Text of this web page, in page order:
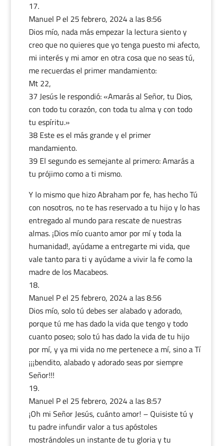
Manuel Pel 25 febrero, 2024 a las 8:56
Dios mío, nada más empezar la lectura siento y
creo que no quieres que yo tenga puesto mi afecto,
mi interés y mi amor en otra cosa que no seas tú,
me recuerdas el primer mandamiento:
Mt 22,
37 Jesús le respondió: «Amarás al Señor, tu Dios,
con todo tu corazón, con toda tu alma y con todo
tu espíritu.»
38 Este es el más grande y el primer
mandamiento.
39 El segundo es semejante al primero: Amarás a
tu prójimo como a ti mismo.
Y lo mismo que hizo Abraham por fe, has hecho Tú
con nosotros, no te has reservado a tu hijo y lo has
entregado al mundo para rescate de nuestras
almas. ¡Dios mío cuanto amor por mí y toda la
humanidad!, ayúdame a entregarte mi vida, que
vale tanto para ti y ayúdame a vivir la fe como la
madre de los Macabeos.
Manuel Pel 25 febrero, 2024 a las 8:56
Dios mío, solo tú debes ser alabado y adorado,
porque tú me has dado la vida que tengo y todo
cuanto poseo; solo tú has dado la vida de tu hijo
por mí, y ya mi vida no me pertenece a mí, sino a Tí
¡¡¡bendito, alabado y adorado seas por siempre
Señor!!!
Manuel Pel 25 febrero, 2024 a las 8:57
¡Oh mi Señor Jesús, cuánto amor! – Quisiste tú y
tu padre infundir valor a tus apóstoles
mostrándoles un instante de tu gloria y tu